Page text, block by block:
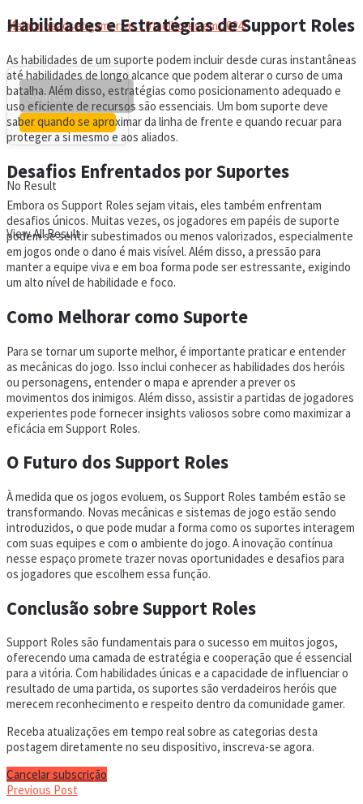
Melhor headset gamer: os 10 melhores em 2024!
No Result
View All Result
Habilidades e Estratégias de Support Roles
As habilidades de um suporte podem incluir desde curas instantâneas
até habilidades de longo alcance que podem alterar o curso de uma
batalha. Além disso, estratégias como posicionamento adequado e
uso eficiente de recursos são essenciais. Um bom suporte deve
saber quando se aproximar da linha de frente e quando recuar para
proteger a si mesmo e aos aliados.
Desafios Enfrentados por Suportes
Embora os Support Roles sejam vitais, eles também enfrentam
desafios únicos. Muitas vezes, os jogadores em papéis de suporte
podem se sentir subestimados ou menos valorizados, especialmente
em jogos onde o dano é mais visível. Além disso, a pressão para
manter a equipe viva e em boa forma pode ser estressante, exigindo
um alto nível de habilidade e foco.
Como Melhorar como Suporte
Para se tornar um suporte melhor, é importante praticar e entender
as mecânicas do jogo. Isso inclui conhecer as habilidades dos heróis
ou personagens, entender o mapa e aprender a prever os
movimentos dos inimigos. Além disso, assistir a partidas de jogadores
experientes pode fornecer insights valiosos sobre como maximizar a
eficácia em Support Roles.
O Futuro dos Support Roles
À medida que os jogos evoluem, os Support Roles também estão se
transformando. Novas mecânicas e sistemas de jogo estão sendo
introduzidos, o que pode mudar a forma como os suportes interagem
com suas equipes e com o ambiente do jogo. A inovação contínua
nesse espaço promete trazer novas oportunidades e desafios para
os jogadores que escolhem essa função.
Conclusão sobre Support Roles
Support Roles são fundamentais para o sucesso em muitos jogos,
oferecendo uma camada de estratégia e cooperação que é essencial
para a vitória. Com habilidades únicas e a capacidade de influenciar o
resultado de uma partida, os suportes são verdadeiros heróis que
merecem reconhecimento e respeito dentro da comunidade gamer.
Receba atualizações em tempo real sobre as categorias desta
postagem diretamente no seu dispositivo, inscreva-se agora.
Cancelar subscrição
Previous Post